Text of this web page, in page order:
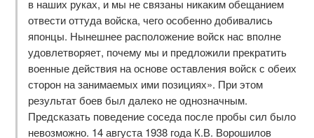
в наших руках, и мы не связаны никаким обещанием
отвести оттуда войска, чего особенно добивались
японцы. Нынешнее расположение войск нас вполне
удовлетворяет, почему мы и предложили прекратить
военные действия на основе оставления войск с обеих
сторон на занимаемых ими позициях». При этом
результат боев был далеко не однозначным.
Предсказать поведение соседа после пробы сил было
невозможно. 14 августа 1938 года К.В. Ворошилов